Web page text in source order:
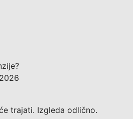
trajati. Izgleda odlično.